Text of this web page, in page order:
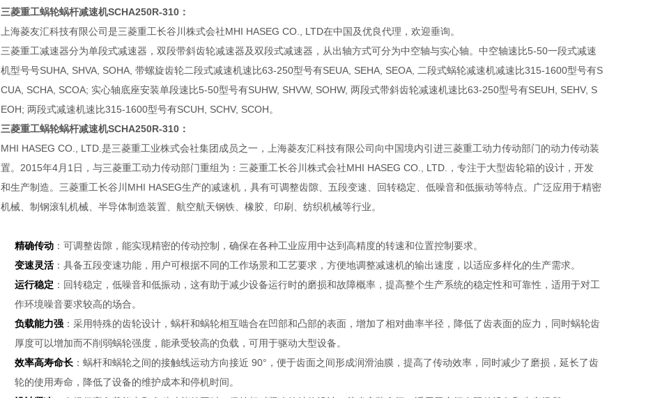
三菱重工蜗轮蜗杆减速机SCHA250R-310：
上海菱友汇科技有限公司是三菱重工长谷川株式会社MHI HASEG CO., LTD在中国及优良代理，欢迎垂询。
三菱重工减速器分为单段式减速器，双段带斜齿轮减速器及双段式减速器，从出轴方式可分为中空轴与实心轴。中空轴速比5-50一段式减速
机型号号SUHA, SHVA, SOHA, 带螺旋齿轮二段式减速机速比63-250型号有SEUA, SEHA, SEOA, 二段式蜗轮减速机减速比315-1600型号有S
CUA, SCHA, SCOA; 实心轴底座安装单段速比5-50型号有SUHW, SHVW, SOHW, 两段式带斜齿轮减速机速比63-250型号有SEUH, SEHV, S
EOH; 两段式减速机速比315-1600型号有SCUH, SCHV, SCOH。
三菱重工蜗轮蜗杆减速机SCHA250R-310：
MHI HASEG CO., LTD.是三菱重工业株式会社集团成员之一，上海菱友汇科技有限公司向中国境内引进三菱重工动力传动部门的动力传动装
置。2015年4月1日，与三菱重工动力传动部门重组为：三菱重工长谷川株式会社MHI HASEG CO., LTD.，专注于大型齿轮箱的设计，开发
和生产制造。三菱重工长谷川MHI HASEG生产的减速机，具有可调整齿隙、五段变速、回转稳定、低噪音和低振动等特点。广泛应用于精密
机械、制钢滚轧机械、半导体制造装置、航空航天钢铁、橡胶、印刷、纺织机械等行业。
精确传动 ：可调整齿隙，能实现精密的传动控制，确保在各种工业应用中达到高精度的转速和位置控制要求。
变速灵活 ：具备五段变速功能，用户可根据不同的工作场景和工艺要求，方便地调整减速机的输出速度，以适应多样化的生产需求。
运行稳定 ：回转稳定，低噪音和低振动，这有助于减少设备运行时的磨损和故障概率，提高整个生产系统的稳定性和可靠性，适用于对工
作环境噪音要求较高的场合。
负载能力强 ：采用特殊的齿轮设计，蜗杆和蜗轮相互啮合在凹部和凸部的表面，增加了相对曲率半径，降低了齿表面的应力，同时蜗轮齿
厚度可以增加而不削弱蜗轮强度，能承受较高的负载，可用于驱动大型设备。
效率高寿命长 ：蜗杆和蜗轮之间的接触线运动方向接近 90°，便于齿面之间形成润滑油膜，提高了传动效率，同时减少了磨损，延长了齿
轮的使用寿命，降低了设备的维护成本和停机时间。